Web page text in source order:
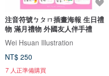
注音符號ㄅㄆㄇ插畫海報 生日禮
物 滿月禮物 外國友人伴手禮
Wei Hsuan Illustration
NT$ 250
7 人正準備購買